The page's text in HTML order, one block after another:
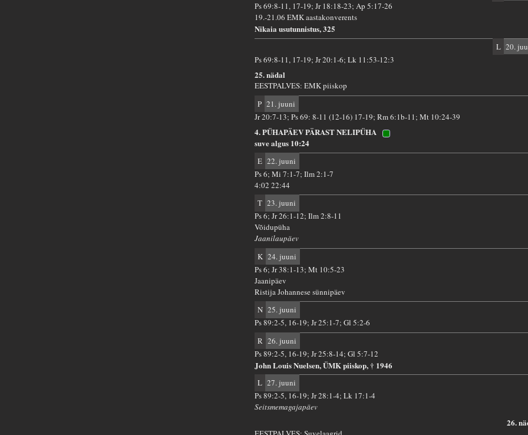
Ps 69:8-11, 17-19; Jr 18:18-23; Ap 5:17-26
19.-21.06 EMK aastakonverents
Nikaia usutunnistus, 325
L 20.
Ps 69:8-11, 17-19; Jr 20:1-6; Lk 11:53-12:3
25. nädal
EESTPALVES: EMK piiskop
P 21. juuni
Jr 20:7-13; Ps 69: 8-11 (12-16) 17-19; Rm 6:1b-11; Mt 10:24-39
4. PÜHAPÄEV PÄRAST NELIPÜHA
suve algus 10:24
E 22. juuni
Ps 6; Mi 7:1-7; Ilm 2:1-7
4:02 22:44
T 23. juuni
Ps 6; Jr 26:1-12; Ilm 2:8-11
Võidupüha
Jaanilaupäev
K 24. juuni
Ps 6; Jr 38:1-13; Mt 10:5-23
Jaanipäev
Ristija Johannese sünnipäev
N 25. juuni
Ps 89:2-5, 16-19; Jr 25:1-7; Gl 5:2-6
R 26. juuni
Ps 89:2-5, 16-19; Jr 25:8-14; Gl 5:7-12
John Louis Nuelsen, ÜMK piiskop, † 1946
L 27. juuni
Ps 89:2-5, 16-19; Jr 28:1-4; Lk 17:1-4
Seitsmemagajapäev
26.